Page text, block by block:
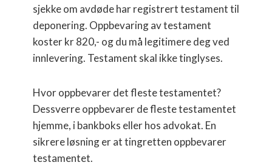
sjekke om avdøde har registrert testament til
deponering. Oppbevaring av testament
koster kr 820,- og du må legitimere deg ved
innlevering. Testament skal ikke tinglyses.
Hvor oppbevarer det fleste testamentet?
Dessverre oppbevarer de fleste testamentet
hjemme, i bankboks eller hos advokat. En
sikrere løsning er at tingretten oppbevarer
testamentet.